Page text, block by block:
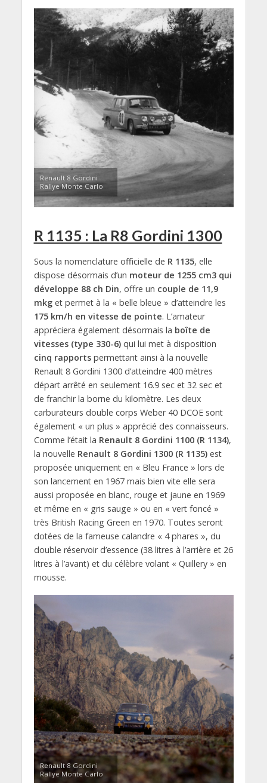
Renault 8 Gordini
Rallye Monte Carlo
R 1135 : La R8 Gordini 1300
Sous la nomenclature officielle de R 1135, elle
dispose désormais d’un moteur de 1255 cm3 qui
développe 88 ch Din, offre un couple de 11,9
mkget permet à la « belle bleue » d’atteindre les
175 km/h en vitesse de pointe. L’amateur
appréciera également désormais la boîte de
vitesses (type 330-6)qui lui met à disposition
cinq rapportspermettant ainsi à la nouvelle
Renault 8 Gordini 1300 d’atteindre 400 mètres
départ arrêté en seulement 16.9 sec et 32 sec et
de franchir la borne du kilomètre. Les deux
carburateurs double corps Weber 40 DCOE sont
également « un plus » apprécié des connaisseurs.
Comme l’était la Renault 8 Gordini 1100 (R 1134),
la nouvelle Renault 8 Gordini 1300 (R 1135)est
proposée uniquement en « Bleu France » lors de
son lancement en 1967 mais bien vite elle sera
aussi proposée en blanc, rouge et jaune en 1969
et même en « gris sauge » ou en « vert foncé »
très British Racing Green en 1970. Toutes seront
dotées de la fameuse calandre « 4 phares », du
double réservoir d’essence (38 litres à l’arrière et 26
litres à l’avant) et du célèbre volant « Quillery » en
mousse.
Renault 8 Gordini
Rallye Monte Carlo